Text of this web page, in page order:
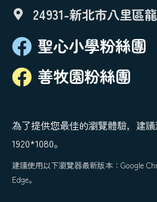
24931-新北市八里區
聖心小學粉絲團
善牧園粉絲團
為了提供您最佳的瀏覽體驗，建議
1920*1080。
建議使用以下瀏覽器最新版本：Google
Edge。